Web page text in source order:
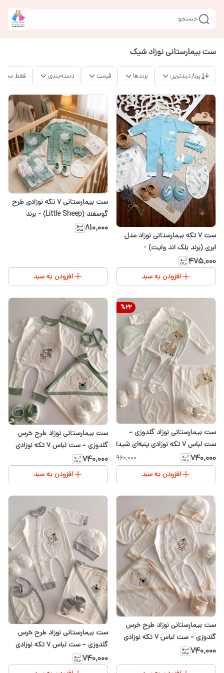
جستجو
ست بیمارستانی نوزاد شیک
پربازدیدترین برندها قیمت دسته‌بندی فقط
ست ۷ تکه بیمارستانی نوزاد مدل
ابری (برند بلک اند وایت) -
سیسمونی شیدا
۴۷۵٬۰۰۰
افزودن به سبد
ست بیمارستانی ۷ تکه نوزادی طرح
گوسفند (Little Sheep) - برند
Youna
۸۱۰٬۰۰۰
افزودن به سبد
%22
ست بیمارستانی نوزاد گلدوزی –
ست لباس ۷ تکه نوزادی پنبه‌ای شیدا
۷۴۰٬۰۰۰ ۹۶۰٬۰۰۰
افزودن به سبد
ست بیمارستانی نوزاد طرح خرس
گلدوزی – ست لباس ۷ تکه نوزادی
پنبه‌ای شیدا
۷۴۰٬۰۰۰
افزودن به سبد
ست بیمارستانی نوزاد طرح خرس
گلدوزی – ست لباس ۷ تکه نوزادی
پنبه‌ای شیدا
۷۴۰٬۰۰۰
ست بیمارستانی نوزاد طرح خرس
گلدوزی – ست لباس ۷ تکه نوزادی
پنبه‌ای شیدا
۷۴۰٬۰۰۰